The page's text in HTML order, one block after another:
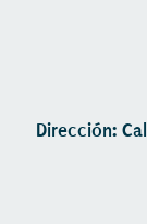
Dirección: